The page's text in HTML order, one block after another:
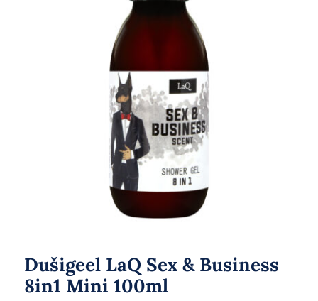
Dušigeel LaQ Sex & Business
8in1 Mini 100ml